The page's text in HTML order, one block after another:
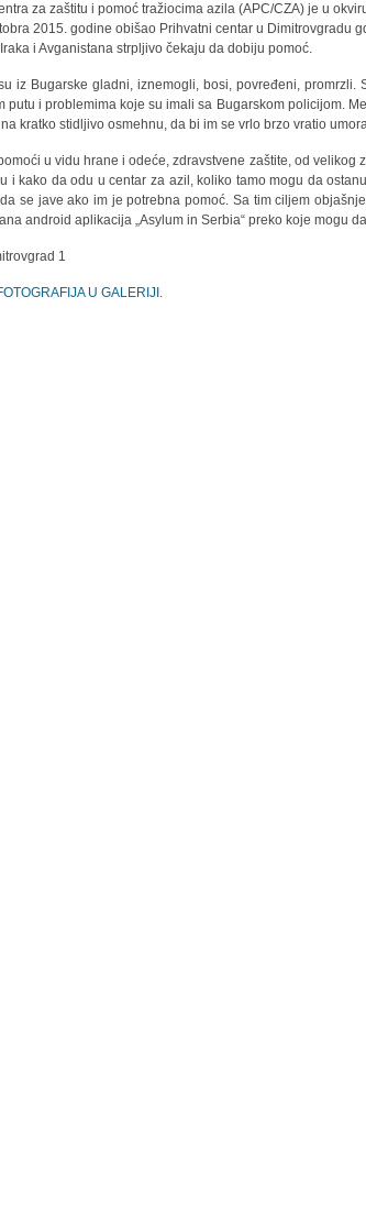
za zaštitu i pomoć tražiocima azila (APC/CZA) je u
2015. godine obišao Prihvatni centar u Dimitrovgradu
i Avganistana strpljivo čekaju da dobiju pomoć.
iz Bugarske gladni, iznemogli, bosi, povređeni, promrzli.
putu i problemima koje su imali sa Bugarskom policijom.
kratko stidljivo osmehnu, da bi im se vrlo brzo vratio
u vidu hrane i odeće, zdravstvene zaštite, od velikog
i kako da odu u centar za azil, koliko tamo mogu da
se jave ako im je potrebna pomoć. Sa tim ciljem
android aplikacija „Asylum in Serbia“ preko koje mogu
U GALERIJI.